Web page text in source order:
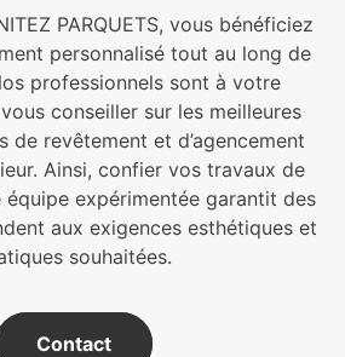
PARQUETS, vous bénéficiez
personnalisé tout au long de
professionnels sont à votre
conseiller sur les meilleures
de revêtement et d’agencement
Ainsi, confier vos travaux de
équipe expérimentée garantit des
aux exigences esthétiques et
souhaitées.
Contact